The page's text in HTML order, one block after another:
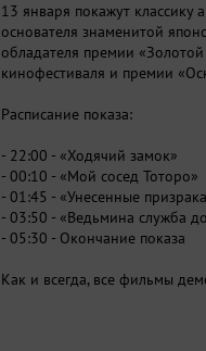
13 января покажут
основателя знаменитой
обладателя премии
кинофестиваля и премии
Расписание показа:
- 22:00 - «Ходячий замок»
- 00:10 - «Мой сосед Тоторо»
- 01:45 - «Унесенные
- 03:50 - «Ведьмина служба
- 05:30 - Окончание показа
Как и всегда, все фильмы